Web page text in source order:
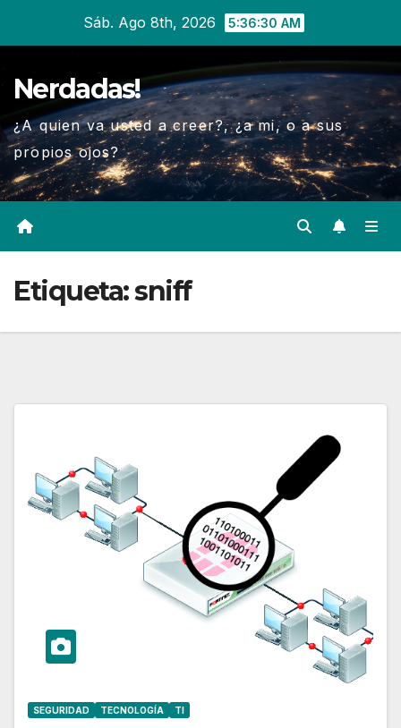
contenido
Sáb. Ago 8th, 2026 5:36:31 AM
Nerdadas!
¿A quien va usted a creer?, ¿a mi, o a sus
propios ojos?
Etiqueta:sniff
SEGURIDAD TECNOLOGÍA TI